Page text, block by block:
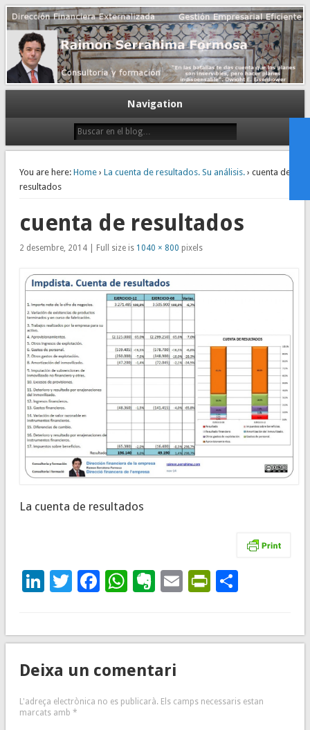
Dirección financiera de la PyME
Gestión empresarial eficiente. Dirección financiera externalizada.
Navigation
You are here: Home› La cuenta de resultados. Su análisis.› cuenta de
resultados
cuenta de resultados
2 desembre, 2014 | Full size is 1040 × 800 pixels
La cuenta de resultados
LinkedIn
Twitter
Facebook
WhatsApp
Evernote
Email
Deixa un comentari
L'adreça electrònica no es publicarà. Els camps necessaris estan
marcats amb *